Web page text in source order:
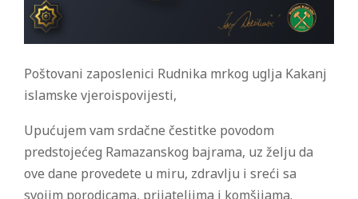
Poštovani zaposlenici Rudnika mrkog uglja Kakanj
islamske vjeroispovijesti,
Upućujem vam srdačne čestitke povodom
predstojećeg Ramazanskog bajrama, uz želju da
ove dane provedete u miru, zdravlju i sreći sa
svojim porodicama, prijateljima i komšijama.